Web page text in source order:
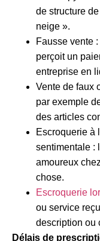
de structure
neige ».
Fausse vente
perçoit un
entreprise en
Vente de faux
par exemple
des articles
Escroquerie à
sentimentale :
amoureux
chose.
Escroquerie
ou service
description ou
Délais de